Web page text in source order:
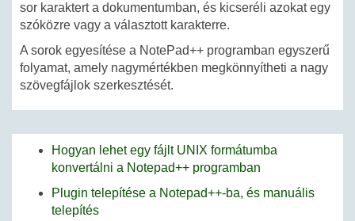
sor karaktert a dokumentumban, és kicseréli azokat egy
szóközre vagy a választott karakterre.
A sorok egyesítése a NotePad++ programban egyszerű
folyamat, amely nagymértékben megkönnyítheti a nagy
szövegfájlok szerkesztését.
Hogyan lehet egy fájlt UNIX formátumba
konvertálni a Notepad++ programban
Plugin telepítése a Notepad++-ba, és manuális
telepítés